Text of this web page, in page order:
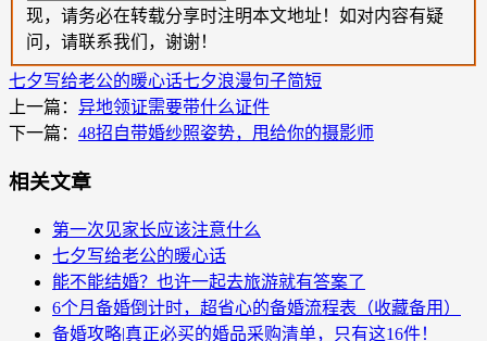
现，请务必在转载分享时注明本文地址！如对内容有疑
问，请联系我们，谢谢！
七夕写给老公的暖心话七夕浪漫句子简短
上一篇： 异地领证需要带什么证件
下一篇： 48招自带婚纱照姿势，甩给你的摄影师
相关文章
第一次见家长应该注意什么
七夕写给老公的暖心话
能不能结婚？也许一起去旅游就有答案了
6个月备婚倒计时，超省心的备婚流程表（收藏备用）
备婚攻略|真正必买的婚品采购清单，只有这16件！